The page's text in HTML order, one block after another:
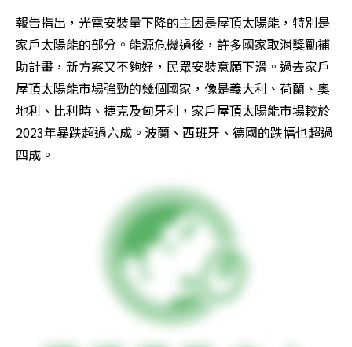
報告指出，光電安裝量下降的主因是屋頂太陽能，特別是
家戶太陽能的部分。能源危機過後，許多國家取消獎勵補
助計畫，新方案又不夠好，民眾安裝意願下滑。過去家戶
屋頂太陽能市場強勁的幾個國家，像是義大利、荷蘭、奧
地利、比利時、捷克及匈牙利，家戶屋頂太陽能市場較於
2023年暴跌超過六成。波蘭、西班牙、德國的跌幅也超過
四成。